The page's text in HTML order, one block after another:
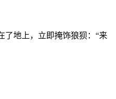
地上，立即掩饰狼狈：“来